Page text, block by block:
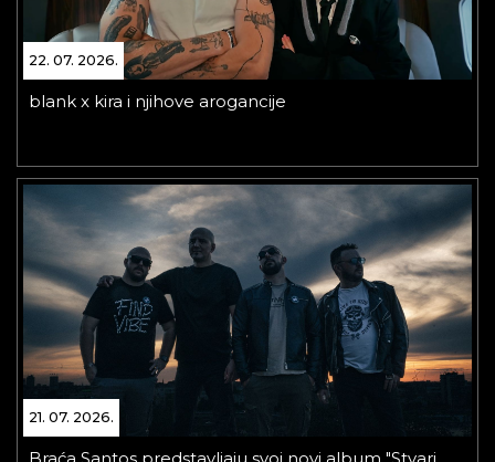
22. 07. 2026.
blank x kira i njihove arogancije
21. 07. 2026.